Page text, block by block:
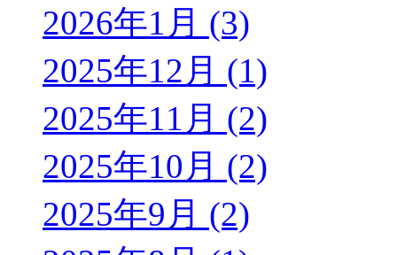
2026年1月 (3)
2025年12月 (1)
2025年11月 (2)
2025年10月 (2)
2025年9月 (2)